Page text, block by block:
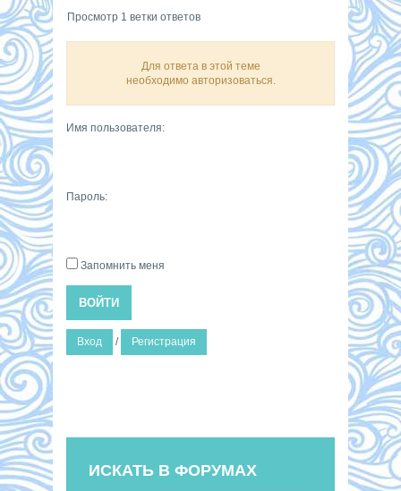
Просмотр 1 ветки ответов
Для ответа в этой теме
необходимо авторизоваться.
Имя пользователя:
Пароль:
Запомнить меня
ВОЙТИ
Вход / Регистрация
ИСКАТЬ В ФОРУМАХ